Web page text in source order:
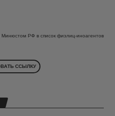
Минюстом РФ в список физлиц-иноагентов
ССЫЛКУ